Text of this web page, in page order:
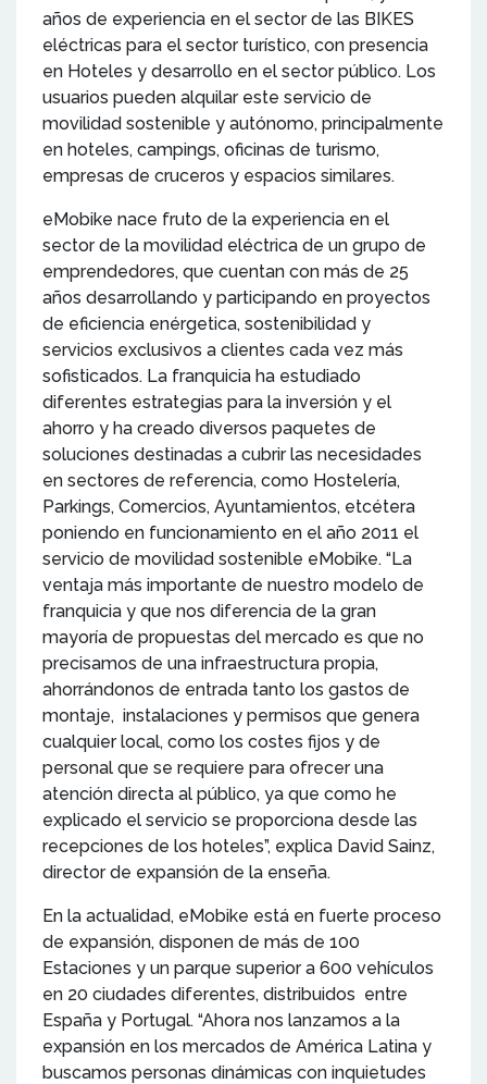
años de experiencia en el sector de las BIKES
eléctricas para el sector turístico, con presencia
en Hoteles y desarrollo en el sector público. Los
usuarios pueden alquilar este servicio de
movilidad sostenible y autónomo, principalmente
en hoteles, campings, oficinas de turismo,
empresas de cruceros y espacios similares.
eMobike nace fruto de la experiencia en el
sector de la movilidad eléctrica de un grupo de
emprendedores, que cuentan con más de 25
años desarrollando y participando en proyectos
de eficiencia enérgetica, sostenibilidad y
servicios exclusivos a clientes cada vez más
sofisticados. La franquicia ha estudiado
diferentes estrategias para la inversión y el
ahorro y ha creado diversos paquetes de
soluciones destinadas a cubrir las necesidades
en sectores de referencia, como Hostelería,
Parkings, Comercios, Ayuntamientos, etcétera
poniendo en funcionamiento en el año 2011 el
servicio de movilidad sostenible eMobike. “La
ventaja más importante de nuestro modelo de
franquicia y que nos diferencia de la gran
mayoría de propuestas del mercado es que no
precisamos de una infraestructura propia,
ahorrándonos de entrada tanto los gastos de
montaje, instalaciones y permisos que genera
cualquier local, como los costes fijos y de
personal que se requiere para ofrecer una
atención directa al público, ya que como he
explicado el servicio se proporciona desde las
recepciones de los hoteles”, explica David Sainz,
director de expansión de la enseña.
En la actualidad, eMobike está en fuerte proceso
de expansión, disponen de más de 100
Estaciones y un parque superior a 600 vehículos
en 20 ciudades diferentes, distribuidos entre
España y Portugal. “Ahora nos lanzamos a la
expansión en los mercados de América Latina y
buscamos personas dinámicas con inquietudes